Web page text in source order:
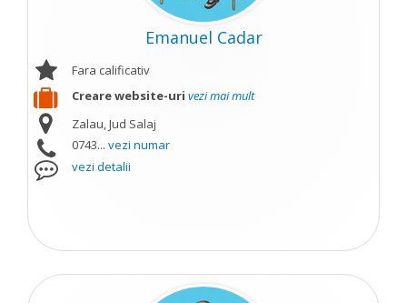
Emanuel Cadar
Fara calificativ
Creare website-uri vezi mai mult
Zalau, Jud Salaj
0743... vezi numar
vezi detalii